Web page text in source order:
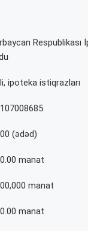
ipoteka istiqrazları
(ədəd)
manat
manat
manat